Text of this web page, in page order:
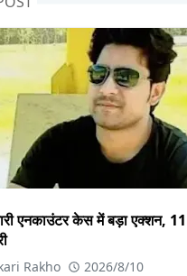
एनकाउंटर केस में बड़ा एक्शन, 11
Rakho 2026/8/10